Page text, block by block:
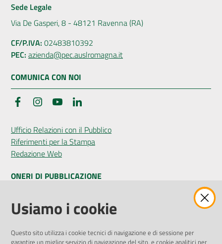
Sede Legale
Via De Gasperi, 8 - 48121 Ravenna (RA)
CF/P.IVA: 02483810392
PEC: azienda@pec.auslromagna.it
COMUNICA CON NOI
FacebookInstagramYouTube
Ufficio Relazioni con il Pubblico
Riferimenti per la Stampa
Redazione Web
ONERI DI PUBBLICAZIONE
Amministrazione Trasparente
Pubblicità legale
Privacy Policy
Usiamo i cookie
Questo sito utilizza i cookie tecnici di navigazione e di sessione per
garantire un miglior servizio di navigazione del sito, e cookie analitici per